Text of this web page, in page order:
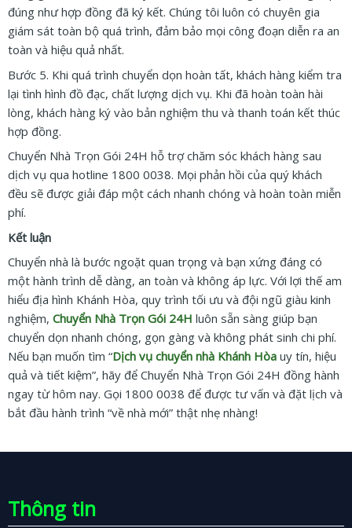
đúng như hợp đồng đã ký kết. Chúng tôi luôn có chuyên gia
giám sát toàn bộ quá trình, đảm bảo mọi công đoạn diễn ra an
toàn và hiệu quả nhất.
Bước 5. Khi quá trình chuyển dọn hoàn tất, khách hàng kiểm tra
lại tình hình đồ đạc, chất lượng dịch vụ. Khi đã hoàn toàn hài
lòng, khách hàng ký vào bản nghiệm thu và thanh toán kết thúc
hợp đồng.
Chuyển Nhà Trọn Gói 24H hỗ trợ chăm sóc khách hàng sau
dịch vụ qua hotline 1800 0038. Mọi phản hồi của quý khách
đều sẽ được giải đáp một cách nhanh chóng và hoàn toàn miễn
phí.
Kết luận
Chuyển nhà là bước ngoặt quan trọng và bạn xứng đáng có
một hành trình dễ dàng, an toàn và không áp lực. Với lợi thế am
hiểu địa hình Khánh Hòa, quy trình tối ưu và đội ngũ giàu kinh
nghiệm, Chuyển Nhà Trọn Gói 24H luôn sẵn sàng giúp bạn
chuyển dọn nhanh chóng, gọn gàng và không phát sinh chi phí.
Nếu bạn muốn tìm “Dịch vụ chuyển nhà Khánh Hòa uy tín, hiệu
quả và tiết kiệm”, hãy để Chuyển Nhà Trọn Gói 24H đồng hành
ngay từ hôm nay. Gọi 1800 0038 để được tư vấn và đặt lịch và
bắt đầu hành trình “về nhà mới” thật nhẹ nhàng!
Thông tin